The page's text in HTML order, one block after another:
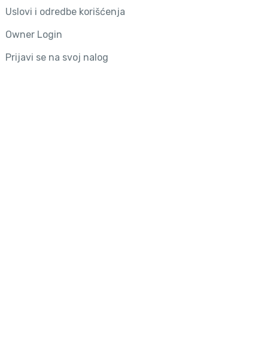
Uslovi i odredbe korišćenja
Owner Login
Prijavi se na svoj nalog